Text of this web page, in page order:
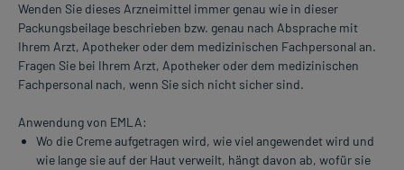
Wenden Sie dieses Arzneimittel immer genau wie in dieser
Packungsbeilage beschrieben bzw. genau nach Absprache mit
Ihrem Arzt, Apotheker oder dem medizinischen Fachpersonal an.
Fragen Sie bei Ihrem Arzt, Apotheker oder dem medizinischen
Fachpersonal nach, wenn Sie sich nicht sicher sind.
Anwendung von EMLA:
Wo die Creme aufgetragen wird, wie viel angewendet wird und
wie lange sie auf der Haut verweilt, hängt davon ab, wofür sie